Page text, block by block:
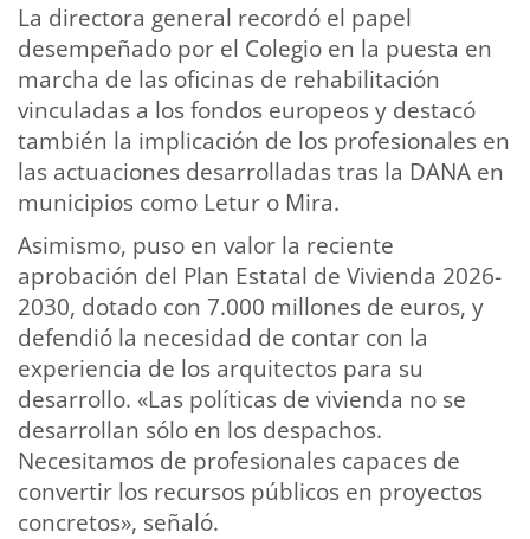
La directora general recordó el papel
desempeñado por el Colegio en la puesta en
marcha de las oficinas de rehabilitación
vinculadas a los fondos europeos y destacó
también la implicación de los profesionales en
las actuaciones desarrolladas tras la DANA en
municipios como Letur o Mira.
Asimismo, puso en valor la reciente
aprobación del Plan Estatal de Vivienda 2026-
2030, dotado con 7.000 millones de euros, y
defendió la necesidad de contar con la
experiencia de los arquitectos para su
desarrollo. «Las políticas de vivienda no se
desarrollan sólo en los despachos.
Necesitamos de profesionales capaces de
convertir los recursos públicos en proyectos
concretos», señaló.